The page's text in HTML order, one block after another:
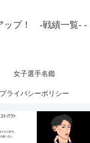
ップ！ -戦績一覧- -
女子選手名鑑
プライバシーポリシー